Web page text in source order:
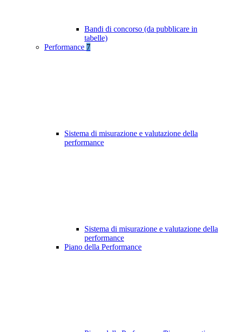
Bandi di concorso (da pubblicare in
tabelle)
Performance 7
Sistema di misurazione e valutazione della
performance
Sistema di misurazione e valutazione della
performance
Piano della Performance